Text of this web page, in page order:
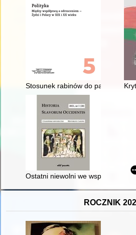
Stosunek rabinów do państwa
Ostatni niewolni we
ROCZNIK